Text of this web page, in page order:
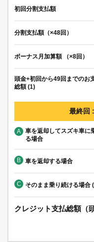
初回分割支払額
分割支払額（×48回）
ボーナス月加算額 （×8回）
頭金+初回から49回までのお
総額 (1)
最終回
A
車を返却してスズキ車に
る場合
B 車を返却する場合
C そのまま乗り続ける場合
クレジット支払総額（